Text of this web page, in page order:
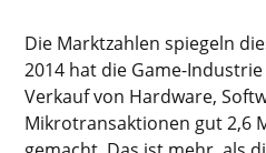
Die Marktzahlen spiegeln
2014 hat die Game-
Verkauf von Hardware,
Mikrotransaktionen gut 2,6